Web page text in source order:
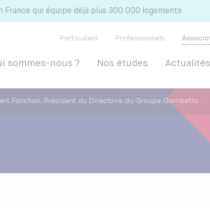
France qui équipe déjà plus 300 000 logements
Particuliers Professionnels
sommes-nous ? Nos études Actualités
Fanchon, Président du Directoire du Groupe Gambetta